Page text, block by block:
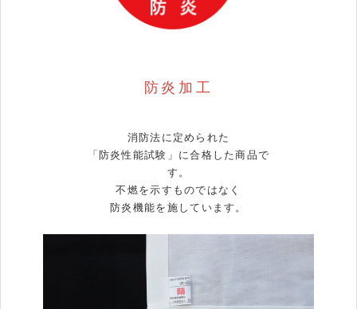
防炎加工
消防法に定められた
「防炎性能試験」に合格した商品で
す。
不燃を示すものではなく
防炎機能を施しています。